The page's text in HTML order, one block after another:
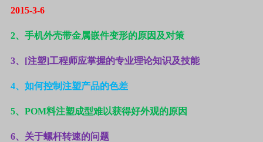
2015-3-6
2、手机外壳带金属嵌件变形的原因及对策
3、[注塑]工程师应掌握的专业理论知识及技能
4、如何控制注塑产品的色差
5、POM料注塑成型难以获得好外观的原因
6、关于螺杆转速的问题